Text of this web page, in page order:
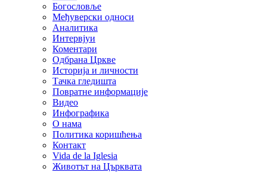
Богословље
Међуверски односи
Аналитика
Интервјуи
Коментари
Одбрана Цркве
Историја и личности
Тачка гледишта
Повратне информације
Видео
Инфографика
О нама
Политика коришћења
Контакт
Vida de la Iglesia
Животът на Църквата